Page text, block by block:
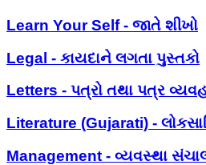
Learn Your Self - જાતે શીખો
Legal - કાયદાને લગતા પુસ્તકો
Letters - પત્રો તથા પત્ર
Literature (Gujarati) -
Management - વ્યવસ્થા